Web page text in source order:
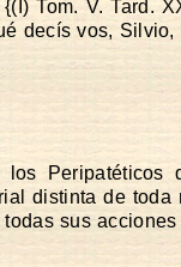
Tom. V. Tard.
decís vos,
los
distinta de
sus